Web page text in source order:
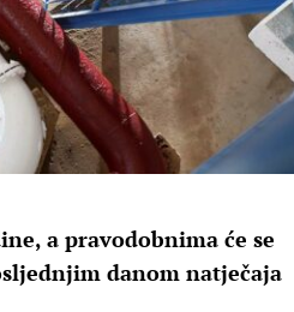
a pravodobnima će se
danom natječaja